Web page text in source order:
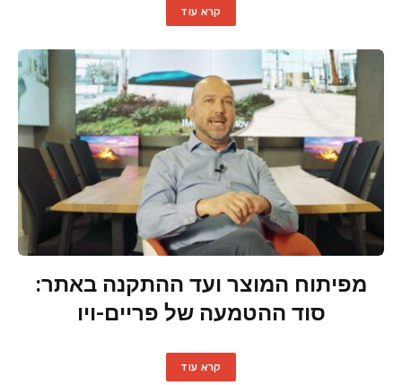
קרא עוד
מפיתוח המוצר ועד ההתקנה באתר:
סוד ההטמעה של פריים-ויו
קרא עוד